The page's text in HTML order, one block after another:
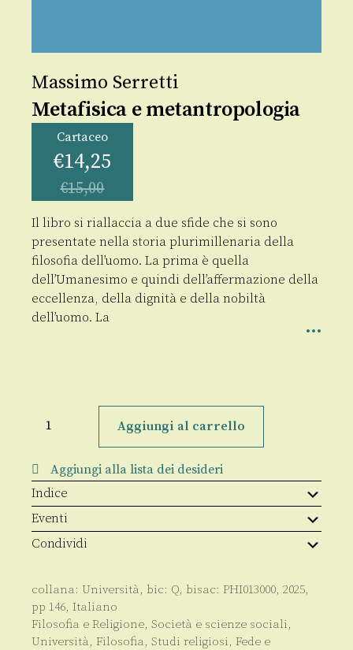
Massimo Serretti
Metafisica e metantropologia
Cartaceo
€14,25
€15,00
Il libro si riallaccia a due sfide che si sono
presentate nella storia plurimillenaria della
filosofia dell’uomo. La prima è quella
dell’Umanesimo e quindi dell’affermazione della
eccellenza, della dignità e della nobiltà
dell’uomo. La
metantropologia
Aggiungi al carrello
Aggiungi alla lista dei desideri
Indice
Eventi
Condividi
collana: Università, bic: Q, bisac: PHI013000, 2025,
pp 146, Italiano
Filosofia e Religione, Società e scienze sociali,
Università, Filosofia, Studi religiosi, Fede e